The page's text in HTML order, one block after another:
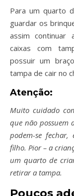
Para um quarto
guardar os
assim continuar
caixas com
possuir um
tampa de cair no
Atenção:
Muito cuidado
que não possuem
podem-se
filho. Pior – a
um quarto de
retirar a tampa.
Poucos